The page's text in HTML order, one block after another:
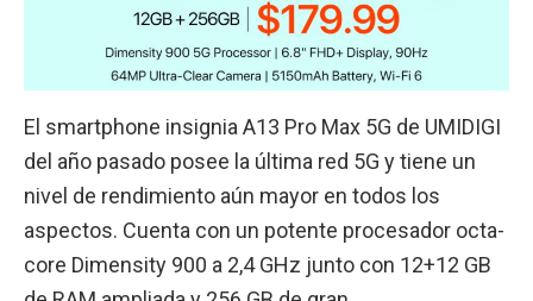
El smartphone insignia A13 Pro Max 5G de UMIDIGI
del año pasado posee la última red 5G y tiene un
nivel de rendimiento aún mayor en todos los
aspectos. Cuenta con un potente procesador octa-
core Dimensity 900 a 2,4 GHz junto con 12+12 GB